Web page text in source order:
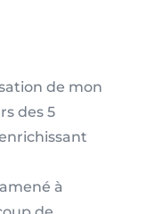
de mon
des 5
à